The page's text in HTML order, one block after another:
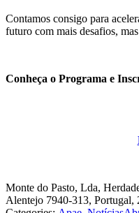
Contamos consigo para
futuro com mais desafios,
Conheça o Programa e
Monte do Pasto, Lda,
Alentejo 7940-313, Portugal,